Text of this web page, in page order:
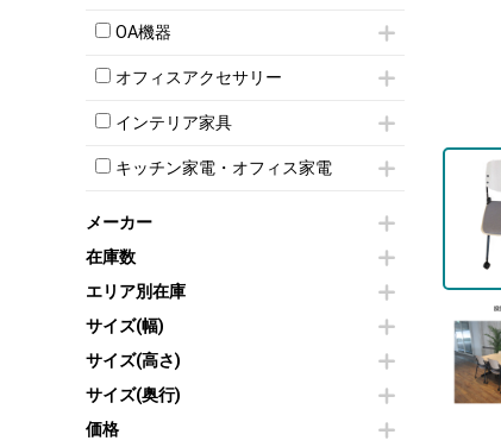
引き違い書庫
シリンダー錠ロッカー
ダイヤル錠ロッカー
ボタン錠ロッカー
シューズロッカー・下駄箱
ロッカーその他
会議テーブルW1200～
会議テーブルW1800～
折りたたみ会議テーブル
ハイテーブル
ハイチェア
ミーティングチェアその他
応接・役員家具その他
ラウンジカウンター
パーテーション
自立タイプパーテーション
パーテーションその他
壁掛けホワイトボード
ホワイトボードその他
OA機器
iPad
電話機（ビジネスフォン）
シュレッダー
スクリーン
プリンター・コピー機
オフィスアクセサリー
チェア用台車
演台・講演台・演説台
防音パネル
コートハンガー・ポールハンガー
傘立て
食器棚・キッチンキャビネット
オフィスアクセサリーその他
インテリア家具
モールドチェア
ダイニングチェア
カウンターテーブル
センターテーブル・サイドテーブル
カフェテーブル
ソファ
シェルフ
ダストボックス（ゴミ箱）
インテリア家具その他
キッチン家電・オフィス家電
冷蔵庫・洗濯機
空気清浄機・加湿器
電子レンジ
液晶テレビ・モニター類
エアコン
照明機器
季節家電
その他キッチン家電・オフィス家電
メーカー
在庫数
エリア別在庫
サイズ(幅)
サイズ(高さ)
サイズ(奥行)
価格